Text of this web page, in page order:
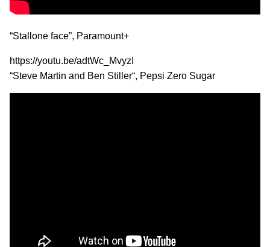
“Stallone face”, Paramount+
https://youtu.be/adtWc_MvyzI
“Steve Martin and Ben Stiller“, Pepsi Zero Sugar